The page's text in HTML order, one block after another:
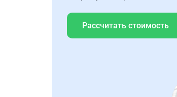
Рассчитать стоимость